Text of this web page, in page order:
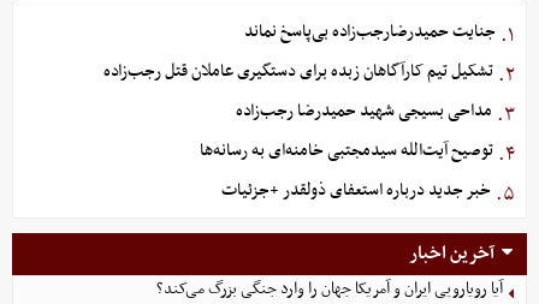
۱. جنایت حمیدرضارجب‌زاده بی‌پاسخ نماند
۲. تشکیل تیم کارآگاهان زبده برای دستگیری عاملان قتل رجب‌زاده
۳. مداحی بسیجی شهید حمیدرضا رجب‌زاده
۴. توصیح آیت‌الله سیدمجتبی خامنه‌ای به رسانه‌ها
۵. خبر جدید درباره استعفای ذولقدر +جزئیات
آخرین اخبار
آیا رویارویی ایران و آمریکا جهان را وارد جنگی بزرگ می‌کند؟